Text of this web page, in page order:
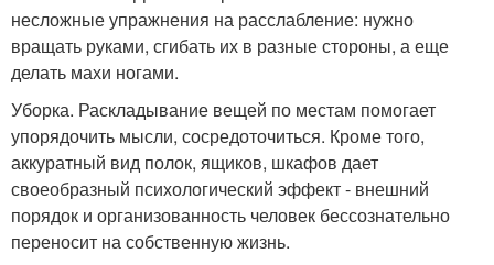
несложные упражнения на расслабление: нужно
вращать руками, сгибать их в разные стороны, а еще
делать махи ногами.
Уборка. Раскладывание вещей по местам помогает
упорядочить мысли, сосредоточиться. Кроме того,
аккуратный вид полок, ящиков, шкафов дает
своеобразный психологический эффект - внешний
порядок и организованность человек бессознательно
переносит на собственную жизнь.